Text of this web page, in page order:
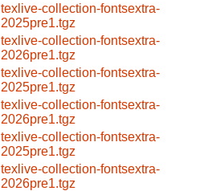
texlive-collection-fontsextra-
2025pre1.tgz
texlive-collection-fontsextra-
2026pre1.tgz
texlive-collection-fontsextra-
2025pre1.tgz
texlive-collection-fontsextra-
2026pre1.tgz
texlive-collection-fontsextra-
2025pre1.tgz
texlive-collection-fontsextra-
2026pre1.tgz